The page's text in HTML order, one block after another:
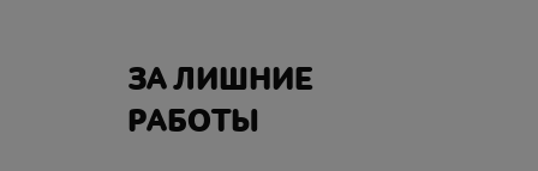
ЗА ЛИШНИЕ
РАБОТЫ